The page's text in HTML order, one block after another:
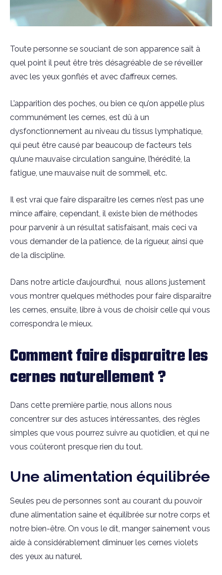
Toute personne se souciant de son apparence sait à
quel point il peut être très désagréable de se réveiller
avec les yeux gonflés et avec d’affreux cernes.
L’apparition des poches, ou bien ce qu’on appelle plus
communément les cernes, est dû à un
dysfonctionnement au niveau du tissus lymphatique,
qui peut être causé par beaucoup de facteurs tels
qu’une mauvaise circulation sanguine, l’hérédité, la
fatigue, une mauvaise nuit de sommeil, etc.
Il est vrai que faire disparaître les cernes n’est pas une
mince affaire, cependant, il existe bien de méthodes
pour parvenir à un résultat satisfaisant, mais ceci va
vous demander de la patience, de la rigueur, ainsi que
de la discipline.
Dans notre article d’aujourd’hui, nous allons justement
vous montrer quelques méthodes pour faire disparaître
les cernes, ensuite, libre à vous de choisir celle qui vous
correspondra le mieux.
Comment faire disparaitre les
cernes naturellement ?
Dans cette première partie, nous allons nous
concentrer sur des astuces intéressantes, des règles
simples que vous pourrez suivre au quotidien, et qui ne
vous coûteront presque rien du tout.
Une alimentation équilibrée
Seules peu de personnes sont au courant du pouvoir
d’une alimentation saine et équilibrée sur notre corps et
notre bien-être. On vous le dit, manger sainement vous
aide à considérablement diminuer les cernes violets
des yeux au naturel.